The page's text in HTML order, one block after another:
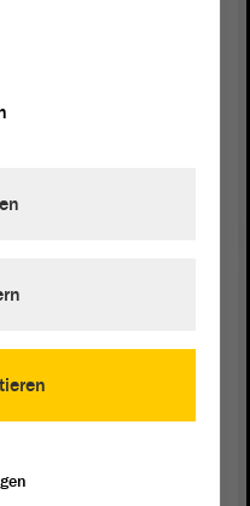
und vor allem
Es gibt noch
die eruiert
künftigen
Alternativantrag